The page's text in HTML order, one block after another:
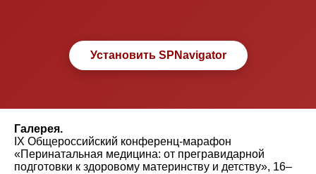
Установить SPNavigator
Галерея.
IX Общероссийский конференц-марафон
«Перинатальная медицина: от прегравидарной
подготовки к здоровому материнству и детству», 16–